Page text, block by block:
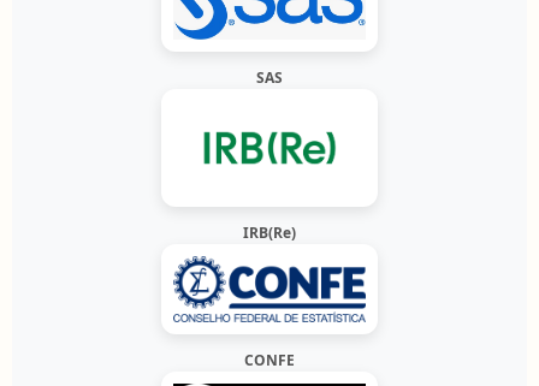
SAS
IRB(Re)
CONFE